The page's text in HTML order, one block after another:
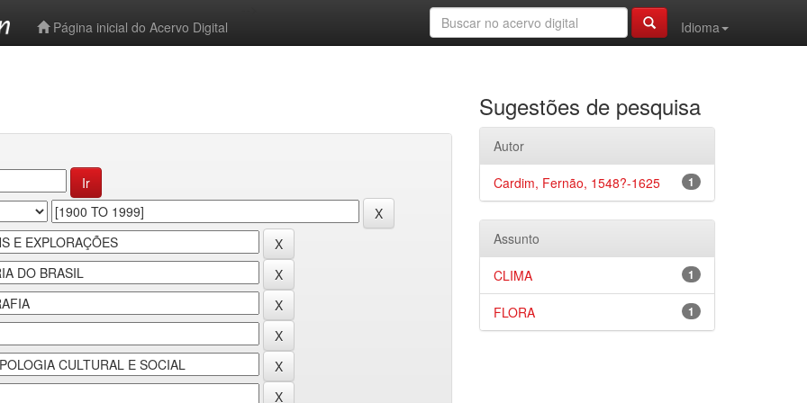
Página inicial do Acervo Digital
Idioma
Sugestões de pesquisa
Autor
1
Cardim, Fernão, 1548?-1625
Assunto
1
CLIMA
1
FLORA